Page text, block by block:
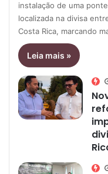
instalação de uma
localizada na divisa
Costa Rica, marcando
Leia mais »